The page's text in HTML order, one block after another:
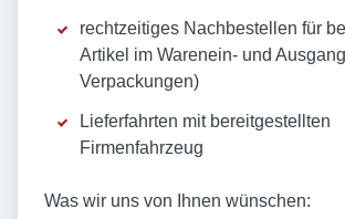
rechtzeitiges Nachbestellen für
Artikel im Warenein- und
Verpackungen)
Lieferfahrten mit bereitgestellten
Firmenfahrzeug
Was wir uns von Ihnen wünschen: